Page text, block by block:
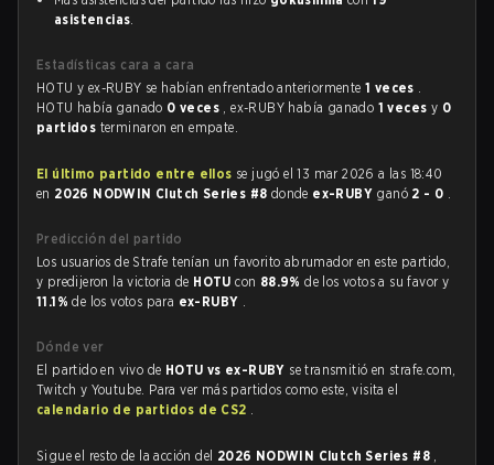
asistencias.
Estadísticas cara a cara
HOTU y ex-RUBY se habían enfrentado anteriormente 1 veces .
HOTU había ganado 0 veces , ex-RUBY había ganado 1 veces y 0
partidos terminaron en empate.
El último partido entre ellos se jugó el 13 mar 2026 a las 18:40
en 2026 NODWIN Clutch Series #8 donde ex-RUBY ganó 2 - 0 .
Predicción del partido
Los usuarios de Strafe tenían un favorito abrumador en este partido,
y predijeron la victoria de HOTUcon 88.9%de los votos a su favor y
11.1%de los votos para ex-RUBY .
Dónde ver
El partido en vivo de HOTU vs ex-RUBY se transmitió en strafe.com,
Twitch y Youtube. Para ver más partidos como este, visita el
calendario de partidos de CS2 .
Sigue el resto de la acción del 2026 NODWIN Clutch Series #8 ,